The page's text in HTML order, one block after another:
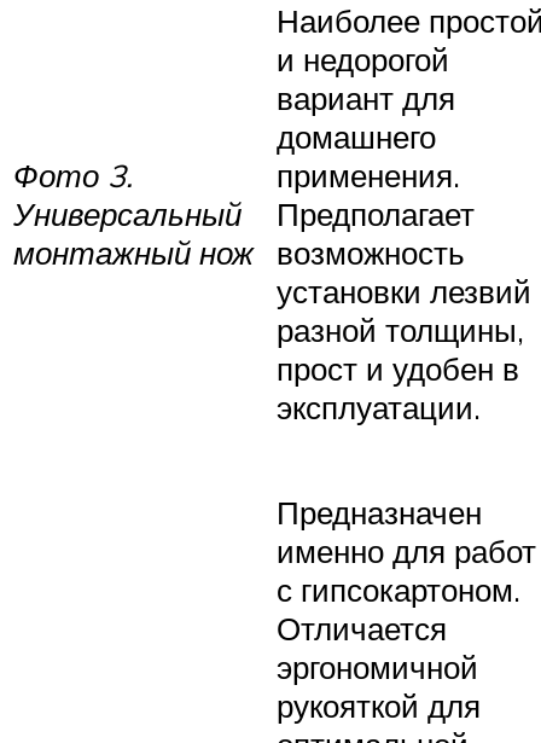
Фото 3.
Универсальный
монтажный нож
Наиболее
и недорогой
вариант для
домашнего
применения.
Предполагает
возможность
установки лезвий
разной толщины,
прост и удобен в
эксплуатации.
Предназначен
именно для работ
с гипсокартоном.
Отличается
эргономичной
рукояткой для